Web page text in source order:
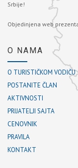
Srbije!
Objedinjena web
O NAMA
O TURISTIČKOM VODIČU
POSTANITE ČLAN
AKTIVNOSTI
PRIJATELJI SAJTA
CENOVNIK
PRAVILA
KONTAKT